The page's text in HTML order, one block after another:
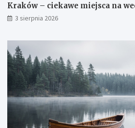
Kraków – ciekawe miejsca na
3 sierpnia 2026